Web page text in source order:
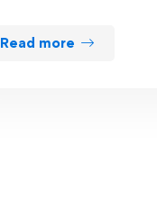
Read more